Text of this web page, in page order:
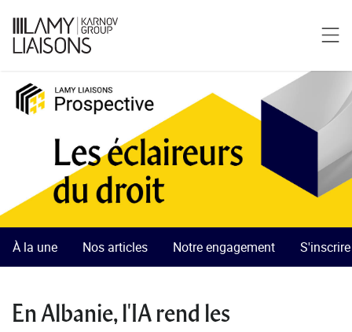
À la une Nos articles Notre engagement
En Albanie, l'IA rend les